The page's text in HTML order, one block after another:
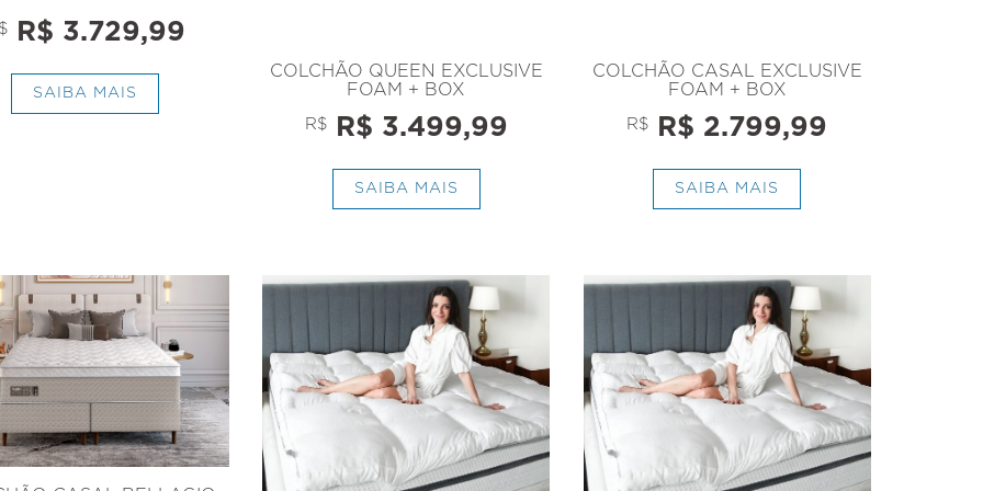
R$ 3.729,99
SAIBA MAIS
COLCHÃO QUEEN EXCLUSIVE
FOAM + BOX
R$R$ 3.499,99
SAIBA MAIS
COLCHÃO CASAL EXCLUSIVE
FOAM + BOX
R$ R$ 2.799,99
SAIBA MAIS